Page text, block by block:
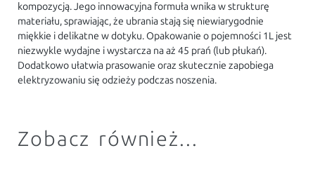
kompozycją. Jego innowacyjna formuła wnika w strukturę
materiału, sprawiając, że ubrania stają się niewiarygodnie
miękkie i delikatne w dotyku. Opakowanie o pojemności 1L jest
niezwykle wydajne i wystarcza na aż 45 prań (lub płukań).
Dodatkowo ułatwia prasowanie oraz skutecznie zapobiega
elektryzowaniu się odzieży podczas noszenia.
Zobacz również...